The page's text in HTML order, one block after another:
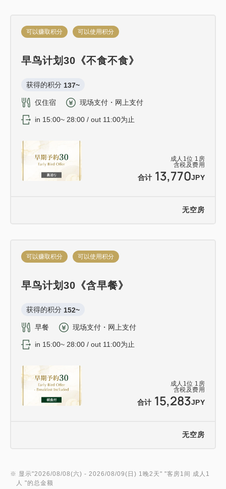
成人 1位 1 房
含税及费用
合计 13,770JPY
可以赚取积分 可以使用积分
早鸟计划30《不食不食》
获得的积分 137~
仅住宿 现场支付・网上支付
in 15:00~ 28:00 / out 11:00为止
无空房
成人 1位 1 房
含税及费用
合计 15,283JPY
可以赚取积分 可以使用积分
早鸟计划30《含早餐》
获得的积分 152~
早餐 现场支付・网上支付
in 15:00~ 28:00 / out 11:00为止
无空房
※ 显示"2026/08/08(六) - 2026/08/09(日) 1晚2天" "客房1间 成人1
人 "的总金额